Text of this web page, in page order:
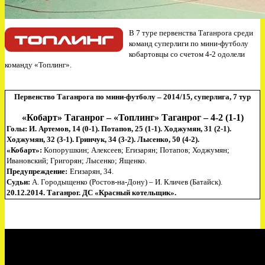
В 7 туре первенства Таганрога среди
команд суперлиги по мини-футболу
кобартовцы со счетом 4-2 одолели
команду «Топлинг».
Первенство Таганрога по мини-футболу – 2014/15, суперлига, 7 тур
«Кобарт» Таганрог – «Топлинг» Таганрог – 4-2 (1-1)
Голы: И. Артемов, 14 (0-1). Потапов, 25 (1-1). Ходжумян, 31 (2-1).
Ходжумян, 32 (3-1). Гринчук, 34 (3-2). Лысенко, 50 (4-2).
«Кобарт»: Копорушкин; Алексеев; Егизарян; Потапов; Ходжумян;
Ивановский; Григорян; Лысенко; Ященко.
Предупреждение: Егизарян, 34.
Судьи: А. Городыщенко (Ростов-на-Дону) – И. Кличев (Батайск).
20.12.2014. Таганрог. ДС «Красный котельщик».